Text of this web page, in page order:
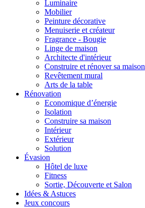
Luminaire
Mobilier
Peinture décorative
Menuiserie et créateur
Fragrance - Bougie
Linge de maison
Architecte d'intérieur
Construire et rénover sa maison
Revêtement mural
Arts de la table
Rénovation
Economique d’énergie
Isolation
Construire sa maison
Intérieur
Extérieur
Solution
Évasion
Hôtel de luxe
Fitness
Sortie, Découverte et Salon
Idées & Astuces
Jeux concours